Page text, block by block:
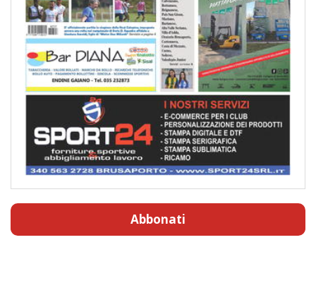
Abbonati